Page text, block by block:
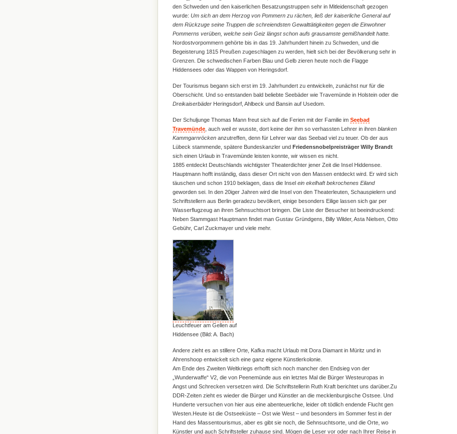
den Schweden und den kaiserlichen Besatzungstruppen sehr in Mitleidenschaft gezogen
wurde: Um sich an dem Herzog von Pommern zu rächen, ließ der kaiserliche General auf
dem Rückzuge seine Truppen die schreiendsten Gewalttätigkeiten gegen die Einwohner
Pommerns verüben, welche sein Geiz längst schon aufs grausamste gemißhandelt hatte.
Nordostvorpommern gehörte bis in das 19. Jahrhundert hinein zu Schweden, und die
Begeisterung 1815 Preußen zugeschlagen zu werden, hielt sich bei der Bevölkerung sehr in
Grenzen. Die schwedischen Farben Blau und Gelb zieren heute noch die Flagge
Hiddensees oder das Wappen von Heringsdorf.
Der Tourismus begann sich erst im 19. Jahrhundert zu entwickeln, zunächst nur für die
Oberschicht. Und so entstanden bald beliebte Seebäder wie Travemünde in Holstein oder die
DreikaiserbäderHeringsdorf, Ahlbeck und Bansin auf Usedom.
Der Schuljunge Thomas Mann freut sich auf die Ferien mit der Familie im Seebad
Travemünde, auch weil er wusste, dort keine der ihm so verhassten Lehrer in ihren blanken
Kammgarnröckenanzutreffen, denn für Lehrer war das Seebad viel zu teuer. Ob der aus
Lübeck stammende, spätere Bundeskanzler und Friedensnobelpreisträger Willy Brandt
sich einen Urlaub in Travemünde leisten konnte, wir wissen es nicht.
1885 entdeckt Deutschlands wichtigster Theaterdichter jener Zeit die Insel Hiddensee.
Hauptmann hofft inständig, dass dieser Ort nicht von den Massen entdeckt wird. Er wird sich
täuschen und schon 1910 beklagen, dass die Insel ein ekelhaft bekrochenes Eiland
geworden sei. In den 20iger Jahren wird die Insel von den Theaterleuten, Schauspielern und
Schriftstellern aus Berlin geradezu bevölkert, einige besonders Eilige lassen sich gar per
Wasserflugzeug an ihren Sehnsuchtsort bringen. Die Liste der Besucher ist beeindruckend:
Neben Stammgast Hauptmann findet man Gustav Gründgens, Billy Wilder, Asta Nielsen, Otto
Gebühr, Carl Zuckmayer und viele mehr.
Leuchtfeuer am Gellen auf
Hiddensee (Bild: A. Bach)
Andere zieht es an stillere Orte, Kafka macht Urlaub mit Dora Diamant in Müritz und in
Ahrenshoop entwickelt sich eine ganz eigene Künstlerkolonie.
Am Ende des Zweiten Weltkriegs erhofft sich noch mancher den Endsieg von der
„Wunderwaffe“ V2, die von Peenemünde aus ein letztes Mal die Bürger Westeuropas in
Angst und Schrecken versetzen wird. Die Schriftstellerin Ruth Kraft berichtet uns darüber.Zu
DDR-Zeiten zieht es wieder die Bürger und Künstler an die mecklenburgische Ostsee. Und
Hunderte versuchen von hier aus eine abenteuerliche, leider oft tödlich endende Flucht gen
Westen.Heute ist die Ostseeküste – Ost wie West – und besonders im Sommer fest in der
Hand des Massentourismus, aber es gibt sie noch, die Sehnsuchtsorte, und die Orte, wo
Künstler und auch Schriftsteller zuhause sind. Mögen die Leser vor oder nach Ihrer Reise in